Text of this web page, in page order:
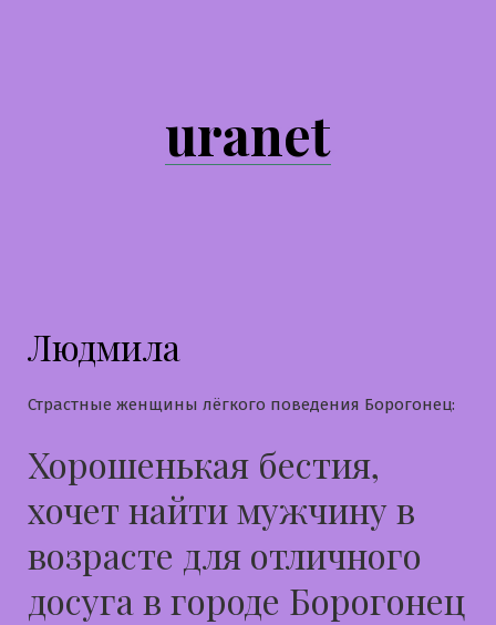
uranet
Людмила
Страстные женщины лёгкого поведения Борогонец:
Хорошенькая бестия,
хочет найти мужчину в
возрасте для отличного
досуга в городе Борогонец